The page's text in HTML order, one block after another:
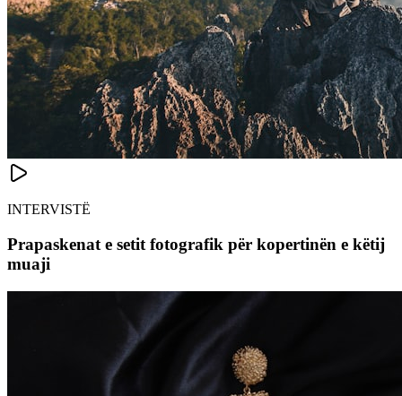
INTERVISTË
Prapaskenat e setit fotografik për kopertinën e këtij
muaji